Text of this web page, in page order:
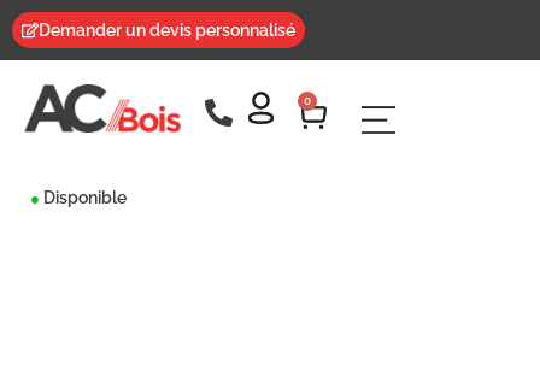
Demander un devis personnalisé
0
● Disponible